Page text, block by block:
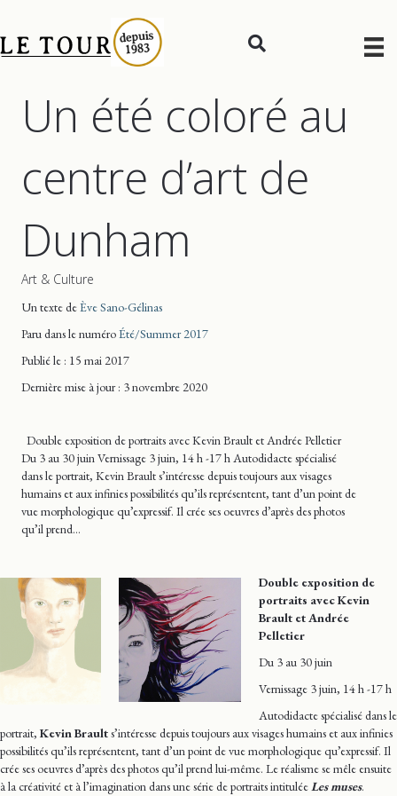
Un été coloré au
centre d’art de
Dunham
Art & Culture
Un texte deÈve Sano-Gélinas
Paru dans le numéroÉté/Summer 2017
Publié le : 15 mai 2017
Dernière mise à jour: 3 novembre 2020
Double exposition de portraits avec Kevin Brault et Andrée Pelletier
Du 3 au 30 juin Vernissage 3 juin, 14 h -17 h Autodidacte spécialisé
dans le portrait, Kevin Brault s’intéresse depuis toujours aux visages
humains et aux infinies possibilités qu’ils représentent, tant d’un point de
vue morphologique qu’expressif. Il crée ses oeuvres d’après des photos
qu’il prend…
Double exposition de
portraits avec Kevin
Brault et Andrée
Pelletier
Du 3 au 30 juin
Vernissage 3 juin, 14 h -17 h
Autodidacte spécialisé dans le
portrait, Kevin Braults’intéresse depuis toujours aux visages humains et aux infinies
possibilités qu’ils représentent, tant d’un point de vue morphologique qu’expressif. Il
crée ses oeuvres d’après des photos qu’il prend lui-même. Le réalisme se mêle ensuite
à la créativité et à l’imagination dans une série de portraits intituléeLes muses.